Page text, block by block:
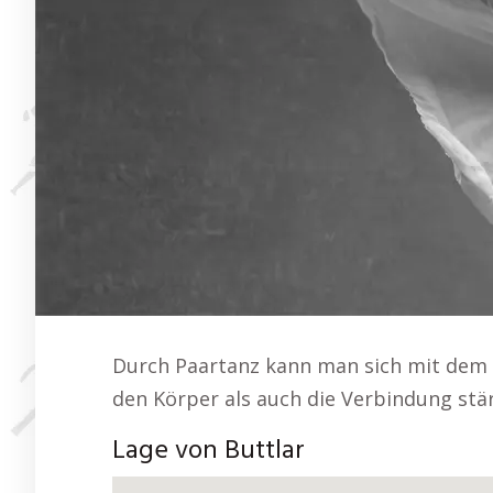
Durch Paartanz kann man sich mit
den Körper als auch die Verbindung
Lage von Buttlar